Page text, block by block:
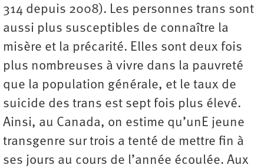
314 depuis 2008). Les personnes trans sont
aussi plus susceptibles de connaître la
misère et la précarité. Elles sont deux fois
plus nombreuses à vivre dans la pauvreté
que la population générale, et le taux de
suicide des trans est sept fois plus élevé.
Ainsi, au Canada, on estime qu’unE jeune
transgenre sur trois a tenté de mettre fin à
ses jours au cours de l’année écoulée. Aux